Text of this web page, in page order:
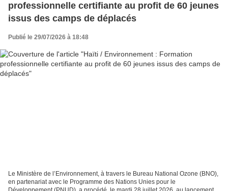
professionnelle certifiante au profit de 60 jeunes
issus des camps de déplacés
Publié le 29/07/2026 à 18:48
Le Ministère de l’Environnement, à travers le Bureau National Ozone (BNO),
en partenariat avec le Programme des Nations Unies pour le